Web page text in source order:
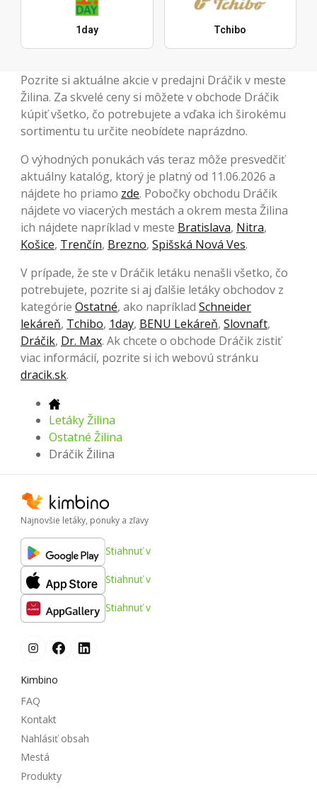
1day Tchibo
Pozrite si aktuálne akcie v predajni Dráčik v meste
Žilina. Za skvelé ceny si môžete v obchode Dráčik
kúpiť všetko, čo potrebujete a vďaka ich širokému
sortimentu tu určite neobídete naprázdno.
O výhodných ponukách vás teraz môže presvedčiť
aktuálny katalóg, ktorý je platný od 11.06.2026 a
nájdete ho priamo zde. Pobočky obchodu Dráčik
nájdete vo viacerých mestách a okrem mesta Žilina
ich nájdete napríklad v meste Bratislava, Nitra,
Košice, Trenčín, Brezno, Spišská Nová Ves.
V prípade, že ste v Dráčik letáku nenašli všetko, čo
potrebujete, pozrite si aj ďalšie letáky obchodov z
kategórie Ostatné, ako napríklad Schneider
lekáreň, Tchibo, 1day, BENU Lekáreň, Slovnaft,
Dráčik, Dr. Max. Ak chcete o obchode Dráčik zistiť
viac informácií, pozrite si ich webovú stránku
dracik.sk.
Letáky Žilina
Ostatné Žilina
Dráčik Žilina
Najnovšie letáky, ponuky a zľavy
Stiahnuť v
Stiahnuť v
Stiahnuť v
Kimbino
FAQ
Kontakt
Nahlásiť obsah
Mestá
Produkty